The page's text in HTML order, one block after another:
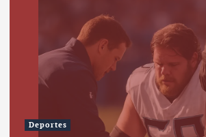
Deportes